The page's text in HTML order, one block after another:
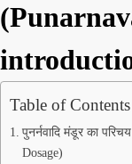
Table of Contents
पुनर्नवादि मंडूर का
Dosage)